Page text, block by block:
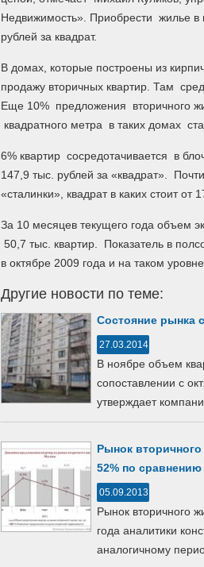
Недвижимость». Приобрести жилье в
рублей за квадрат.
В домах, которые построены из
продажу вторичных квартир. Там
Еще 10% предложения вторичного
квадратного метра в таких домах
6% квартир сосредотачивается в
147,9 тыс. рублей за «квадрат».
«сталинки», квадрат в каких стоит от
За 10 месяцев текущего года объем
50,7 тыс. квартир. Показатель в
в октябре 2009 года и на таком
Другие новости по теме:
Состояние рынка
27.03.2014
В ноябре объем
сопоставлении с
утверждает
Рынок
52% по
05.09.2013
Рынок вторичного
года аналитики
аналогичному